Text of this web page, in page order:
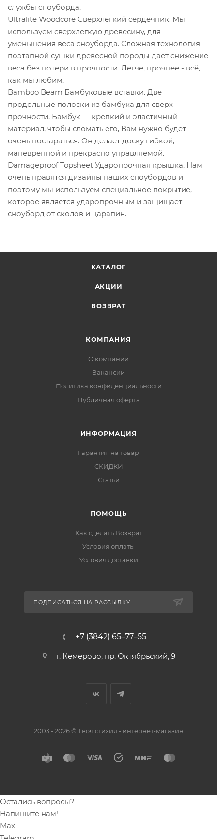
службы сноуборда.
Ultralite Woodcore Сверхлегкий сердечник. Мы
используем сверхлегкую древесину, для
уменьшения веса сноуборда. Сложная технология
поэтапной сушки древесной породы дает снижение
веса без потери в прочности. Легче, прочнее - всё,
как мы любим.
Bamboo Beam Бамбуковые вставки. Две
продольные полоски из бамбука для сверх
прочности. Бамбук — крепкий и эластичный
материал, чтобы сломать его, Вам нужно будет
очень постараться. Он делает доску гибкой,
маневренной и прекрасно управляемой.
Damageproof Topsheet Ударопрочная крышка. Нам
очень нравятся дизайны наших сноубордов и
поэтому мы используем специальное покрытие,
которое является ударопрочным и защищает
сноуборд от сколов и царапин.
КАТАЛОГ
АКЦИИ
ВОЗВРАТ
КОМПАНИЯ
О компании
Вакансии
Политика конфиденциальности
Публичная оферта
ИНФОРМАЦИЯ
Гарантия на товар
СКИДКИ
Статьи
ПОМОЩЬ
Как сделать Возврат
Условия оплаты
Условия доставки
ПОДПИСАТЬСЯ НА РАССЫЛКУ
+7 (3842) 65–77–55
г. Кемерово, пр. Октябрьский, 9
2003 - 2026 © Твоя стихия - интернет-магазин
Остались вопросы?
Напишите нам!
Max